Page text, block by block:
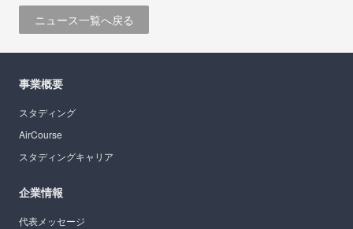
ニュース一覧へ戻る
事業概要
スタディング
AirCourse
スタディングキャリア
企業情報
代表メッセージ